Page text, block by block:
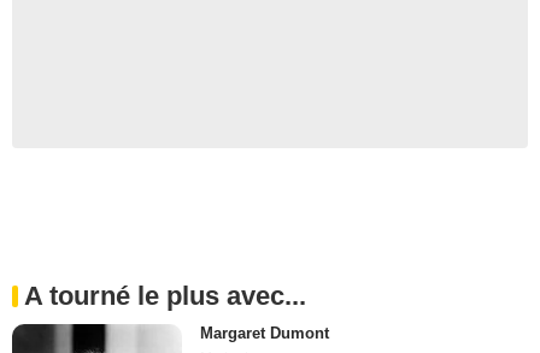
A tourné le plus avec...
Margaret Dumont